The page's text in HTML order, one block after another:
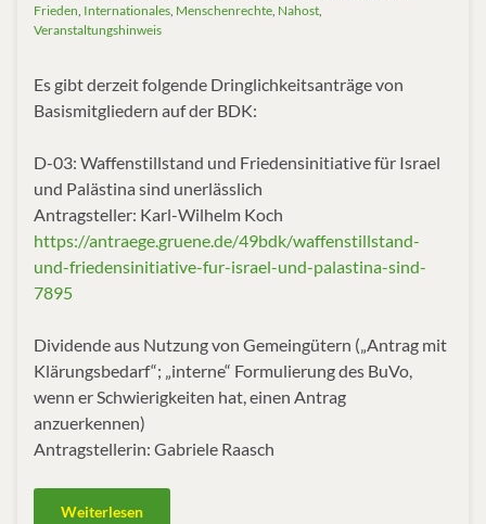
Frieden Internationales Menschenrechte Nahost
Veranstaltungshinweis
Es gibt derzeit folgende Dringlichkeitsanträge von
Basismitgliedern auf der BDK:
D-03: Waffenstillstand und Friedensinitiative für Israel
und Palästina sind unerlässlich
Antragsteller: Karl-Wilhelm Koch
https://antraege.gruene.de/49bdk/waffenstillstand-
und-friedensinitiative-fur-israel-und-palastina-sind-
7895
Dividende aus Nutzung von Gemeingütern („Antrag mit
Klärungsbedarf“; „interne“ Formulierung des BuVo,
wenn er Schwierigkeiten hat, einen Antrag
anzuerkennen)
Antragstellerin: Gabriele Raasch
Weiterlesen